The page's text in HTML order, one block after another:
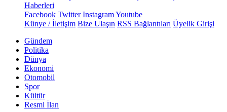
Haberleri
Facebook Twitter InstagramYoutube
Künye / İletişim Bize Ulaşın RSS Bağlantıları Üyelik Girişi
Gündem
Politika
Dünya
Ekonomi
Otomobil
Spor
Kültür
Resmi İlan